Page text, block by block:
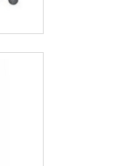
preza
o
e
de